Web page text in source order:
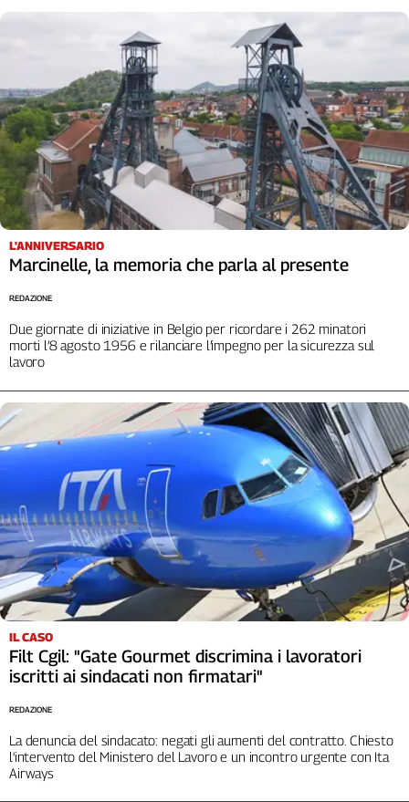
L'ANNIVERSARIO
Marcinelle, la memoria che parla al presente
Due giornate di iniziative in Belgio per ricordare i 262 minatori
morti l’8 agosto 1956 e rilanciare l’impegno per la sicurezza sul
lavoro
REDAZIONE
IL CASO
Filt Cgil: "Gate Gourmet discrimina i lavoratori
iscritti ai sindacati non firmatari"
La denuncia del sindacato: negati gli aumenti del contratto. Chiesto
l'intervento del Ministero del Lavoro e un incontro urgente con Ita
Airways
REDAZIONE